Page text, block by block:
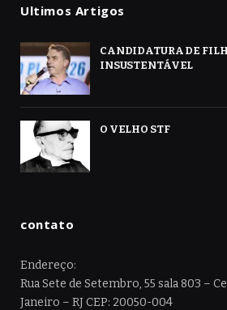
Ultimos Artigos
CANDIDATURA DE
INSUSTENTÁVEL
O VELHO STF
contato
Endereço:
Rua Sete de Setembro, 55 sala 803 –
Janeiro – RJ CEP: 20050-004